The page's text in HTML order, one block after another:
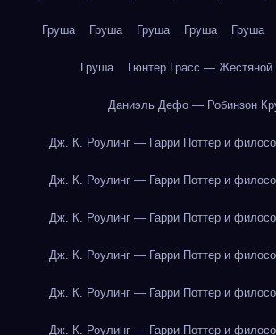
Груша Груша Груша Груша Груша
Груша Гюнтер Грасс — Жестяной
Даниэль Дефо — Робинзон
Дж. К. Роулинг — Гарри Поттер и
Дж. К. Роулинг — Гарри Поттер и
Дж. К. Роулинг — Гарри Поттер и
Дж. К. Роулинг — Гарри Поттер и
Дж. К. Роулинг — Гарри Поттер и
Дж. К. Роулинг — Гарри Поттер и